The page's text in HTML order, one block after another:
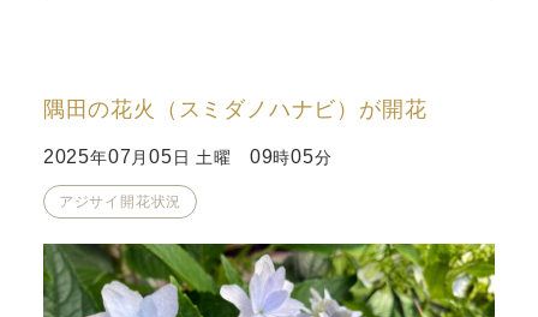
隅田の花火（スミダノハナビ）が開花
2025年07 月05 日 土曜 09時05分
アジサイ開花状況